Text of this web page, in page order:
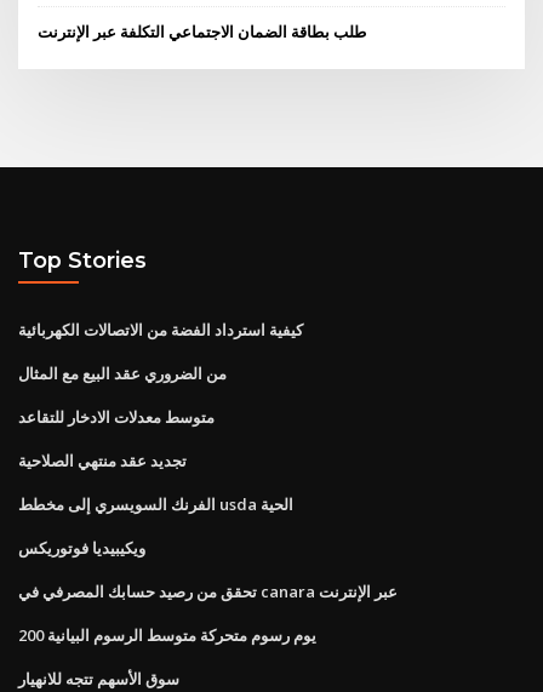
طلب بطاقة الضمان الاجتماعي التكلفة عبر الإنترنت
Top Stories
كيفية استرداد الفضة من الاتصالات الكهربائية
من الضروري عقد البيع مع المثال
متوسط ​​معدلات الادخار للتقاعد
تجديد عقد منتهي الصلاحية
الفرنك السويسري إلى مخطط usda الحية
ويكيبيديا فوتوريكس
تحقق من رصيد حسابك المصرفي في canara عبر الإنترنت
200 يوم رسوم متحركة متوسط ​​الرسوم البيانية
سوق الأسهم تتجه للانهيار